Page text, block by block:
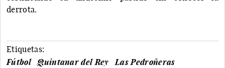
derrota.
Etiquetas:
Fútbol
Quintanar del Rey
Las Pedroñeras